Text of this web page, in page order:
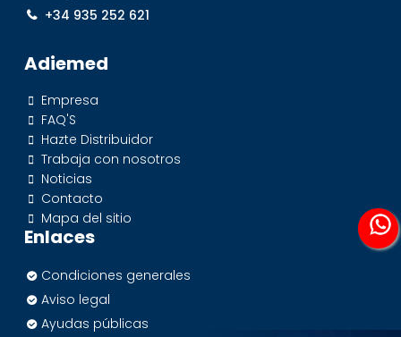
+34 935 252 621
Adiemed
Empresa
FAQ'S
Hazte Distribuidor
Trabaja con nosotros
Noticias
Contacto
Mapa del sitio
Enlaces
Condiciones generales
Aviso legal
Ayudas públicas